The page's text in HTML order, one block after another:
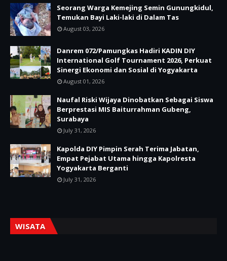
Seorang Warga Kemejing Semin Gunungkidul,
Temukan Bayi Laki-laki di Dalam Tas
August 03, 2026
Danrem 072/Pamungkas Hadiri KADIN DIY
International Golf Tournament 2026, Perkuat
Sinergi Ekonomi dan Sosial di Yogyakarta
August 01, 2026
Naufal Riski Wijaya Dinobatkan Sebagai Siswa
Berprestasi MIS Baiturrahman Gubeng,
Surabaya
July 31, 2026
Kapolda DIY Pimpin Serah Terima Jabatan,
Empat Pejabat Utama hingga Kapolresta
Yogyakarta Berganti
July 31, 2026
WISATA